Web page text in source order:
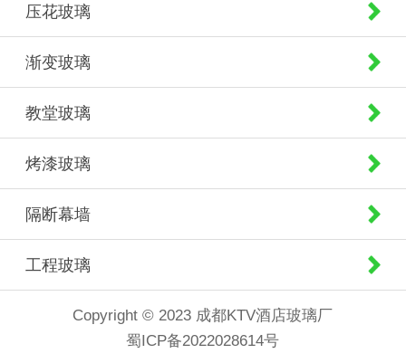
压花玻璃
渐变玻璃
教堂玻璃
烤漆玻璃
隔断幕墙
工程玻璃
Copyright © 2023 成都KTV酒店玻璃厂
蜀ICP备2022028614号